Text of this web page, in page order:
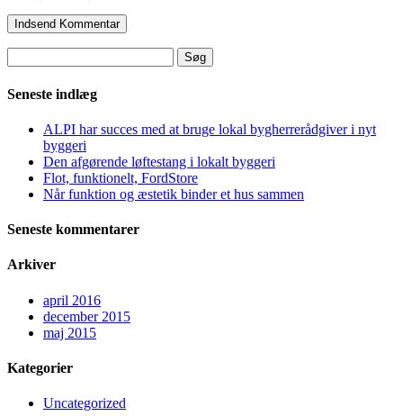
efter:
Seneste indlæg
ALPI har succes med at bruge lokal bygherrerådgiver i nyt
byggeri
Den afgørende løftestang i lokalt byggeri
Flot, funktionelt, FordStore
Når funktion og æstetik binder et hus sammen
Seneste kommentarer
Arkiver
april 2016
december 2015
maj 2015
Kategorier
Uncategorized